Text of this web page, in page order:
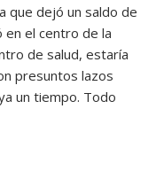
que dejó un saldo de
en el centro de la
de salud, estaría
presuntos lazos
un tiempo. Todo